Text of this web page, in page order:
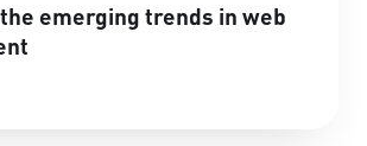
emerging trends in web